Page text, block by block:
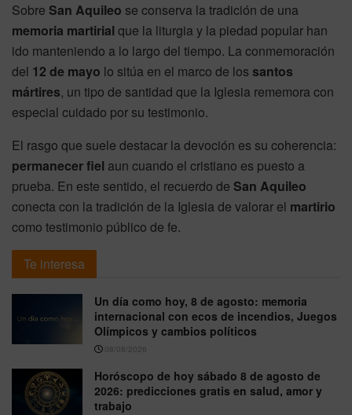
Sobre San Aquileo se conserva la tradición de una
memoria martirial que la liturgia y la piedad popular han
ido manteniendo a lo largo del tiempo. La conmemoración
del 12 de mayo lo sitúa en el marco de los santos
mártires, un tipo de santidad que la Iglesia rememora con
especial cuidado por su testimonio.
El rasgo que suele destacar la devoción es su coherencia:
permanecer fiel aun cuando el cristiano es puesto a
prueba. En este sentido, el recuerdo de San Aquileo
conecta con la tradición de la Iglesia de valorar el martirio
como testimonio público de fe.
Te interesa
Un día como hoy, 8 de agosto: memoria
internacional con ecos de incendios, Juegos
Olímpicos y cambios políticos
08/08/2026
Horóscopo de hoy sábado 8 de agosto de
2026: predicciones gratis en salud, amor y
trabajo